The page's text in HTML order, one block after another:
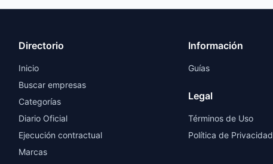
Directorio
Inicio
Buscar empresas
Categorías
Diario Oficial
Ejecución contractual
Marcas
Información
Guías
Legal
Términos de Uso
Política de Privacidad